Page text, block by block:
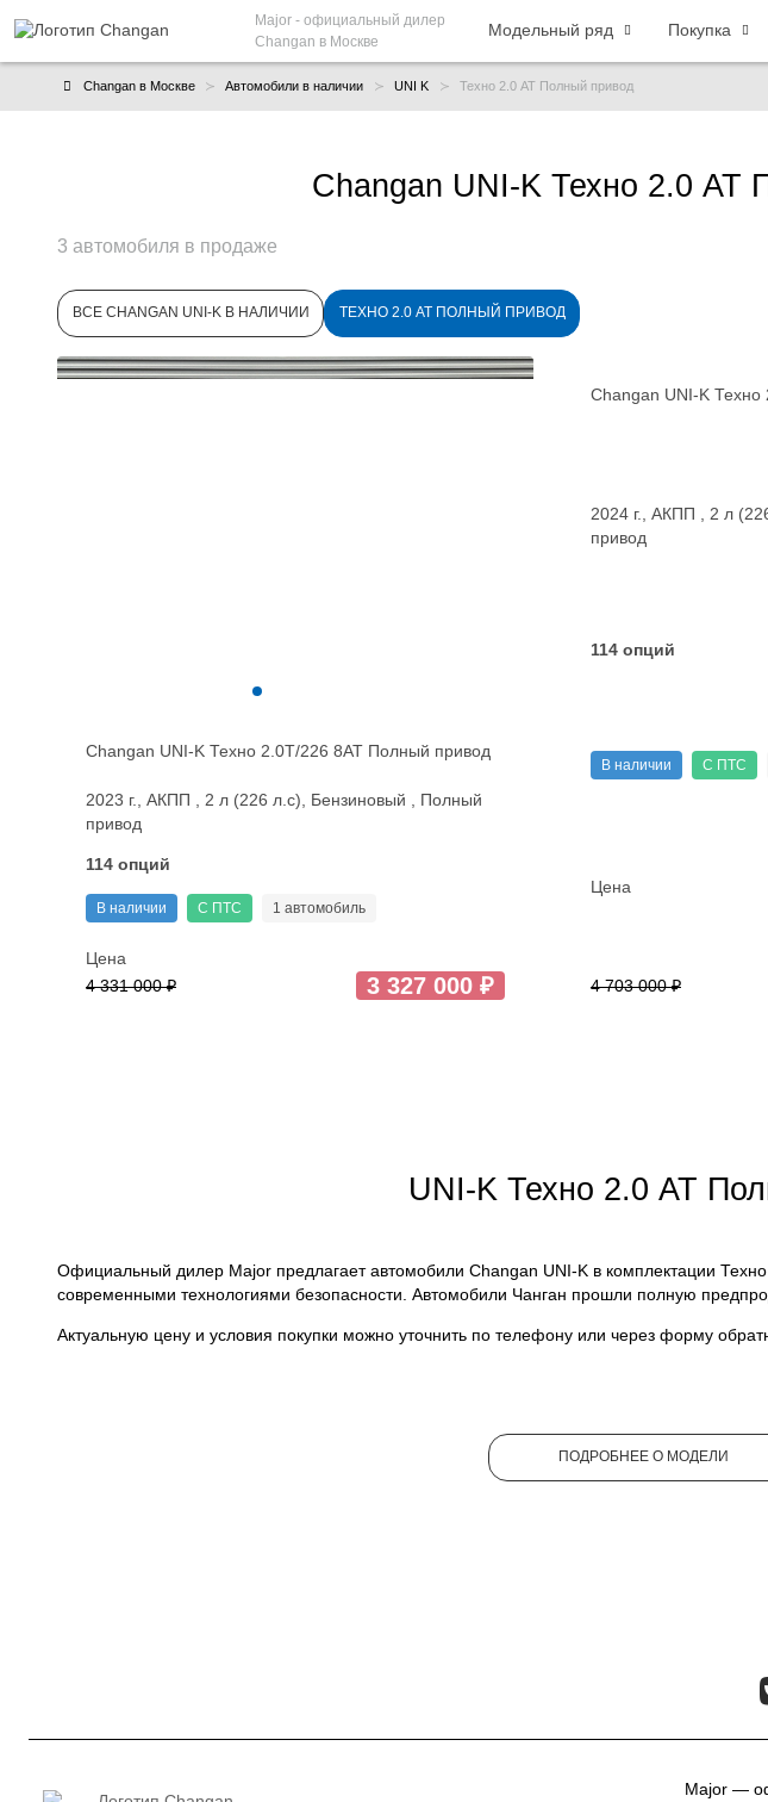
Major - официальный дилер
Changan в Москве
Модельный ряд Покупка
Changan в Москве Автомобили в наличии UNI K Техно 2.0 AT Полный привод
Changan UNI-K Техно 2.0 AT
3 автомобиля в продаже
ВСЕ CHANGAN UNI-K В НАЛИЧИИ ТЕХНО 2.0 AT ПОЛНЫЙ ПРИВОД
Changan UNI-K Техно 2.0T/226 8AT Полный привод
2023 г., АКПП , 2 л (226 л.с), Бензиновый , Полный
привод
114 опций
В наличии С ПТС 1 автомобиль
Цена
4 331 000 ₽ 3 327 000 ₽
Changan UNI-K
2024 г., АКПП , 2 л
привод
114 опций
В наличии С ПТС
Цена
4 703 000 ₽
UNI-K Техно 2.0 AT
Официальный дилер Major предлагает автомобили Changan UNI-K в комплектации
современными технологиями безопасности. Автомобили Чанган прошли полную
Актуальную цену и условия покупки можно уточнить по телефону или через форму
ПОДРОБНЕЕ О МОДЕЛИ
Major —